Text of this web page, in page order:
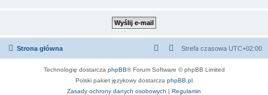
Strona główna Strefa czasowa UTC+02:00
Technologię dostarcza phpBB® Forum Software © phpBB Limited
Polski pakiet językowy dostarcza phpBB.pl
Zasady ochrony danych osobowych | Regulamin